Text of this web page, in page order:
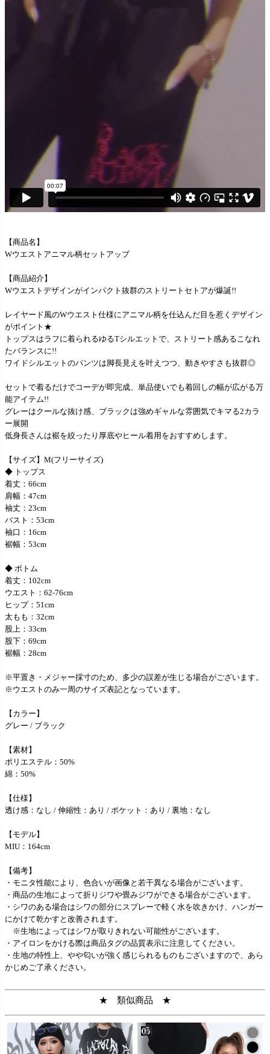
【商品名】
Wウエストアニマル柄セットアップ
【商品紹介】
Wウエストデザインがインパクト抜群のストリートセトアが爆誕!!
レイヤード風のWウエスト仕様にアニマル柄を仕込んだ目を惹くデザイン
がポイント★
トップスはラフに着られるゆるTシルエットで、ストリート感あるこなれ
たバランスに!!
ワイドシルエットのパンツは脚長見えを叶えつつ、動きやすさも抜群◎
セットで着るだけでコーデが即完成、単品使いでも着回しの幅が広がる万
能アイテム!!
グレーはクールな抜け感、ブラックは強めギャルな雰囲気でキマる2カラ
ー展開
低身長さんは裾を絞ったり厚底やヒール着用をおすすめします。
【サイズ】M(フリーサイズ)
◆ トップス
着丈：66cm
肩幅：47cm
袖丈：23cm
バスト：53cm
袖口：16cm
裾幅：53cm
◆ ボトム
着丈：102cm
ウエスト：62-76cm
ヒップ：51cm
太もも：32cm
股上：33cm
股下：69cm
裾幅：28cm
※平置き・メジャー採寸のため、多少の誤差が生じる場合がございます。
※ウエストのみ一周のサイズ表記となっています。
【カラー】
グレー / ブラック
【素材】
ポリエステル：50%
綿：50%
【仕様】
透け感：なし / 伸縮性：あり / ポケット：あり / 裏地：なし
【モデル】
MIU：164cm
【備考】
・モニタ性能により、色合いが画像と若干異なる場合がございます。
・商品の生地によって折りジワや畳みジワができる場合がございます。
・シワのある場合はシワの部分にスプレーで軽く水を吹きかけ、ハンガー
にかけて乾かすと改善されます。
※生地によってはシワが取りきれない可能性がございます。
・アイロンをかける際は商品タグの品質表示に注意してください。
・生地の特性上、やや匂いが強く感じられるものもございますので、あら
かじめご了承ください。
★ 類似商品 ★